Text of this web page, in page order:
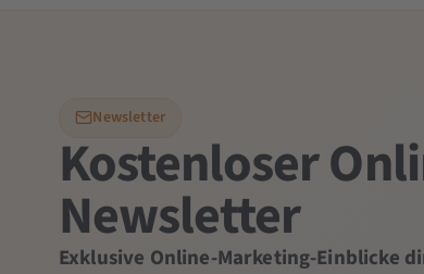
Newsletter
Kostenloser
Newsletter
Exklusive Online-Marketing-Einblicke